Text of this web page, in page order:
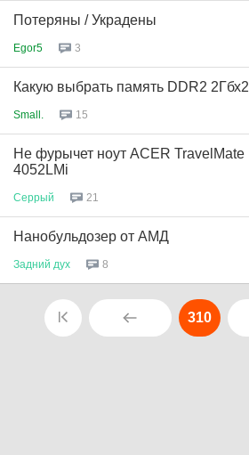
Потеряны / Украдены
Egor5 3
Какую выбрать память DDR2 2Гбх2
Small. 15
Не фурычет ноут ACER TravelMate
4052LMi
Серрый 21
Нанобульдозер от АМД
Задний дух 8
310